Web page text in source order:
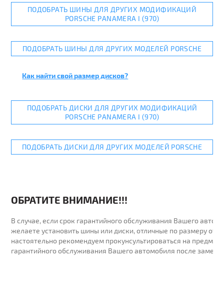
ПОДОБРАТЬ ШИНЫ ДЛЯ ДРУГИХ МОДИФИКАЦИЙ
PORSCHE PANAMERA I (970)
ПОДОБРАТЬ ШИНЫ ДЛЯ ДРУГИХ МОДЕЛЕЙ PORSCHE
Как найти свой размер дисков?
ПОДОБРАТЬ ДИСКИ ДЛЯ ДРУГИХ МОДИФИКАЦИЙ
PORSCHE PANAMERA I (970)
ПОДОБРАТЬ ДИСКИ ДЛЯ ДРУГИХ МОДЕЛЕЙ PORSCHE
ОБРАТИТЕ ВНИМАНИЕ!!!
В случае, если срок гарантийного обслуживания Вашего
желаете установить шины или диски, отличные по размеру от
настоятельно рекомендуем прокунсультироваться на предмет
гарантийного обслуживания Вашего автомобиля после